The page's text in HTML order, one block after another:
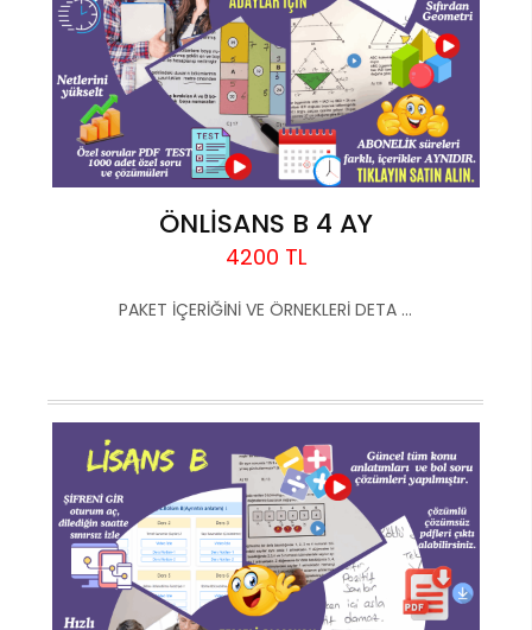
ÖNLİSANS B 4 AY
4200 TL
PAKET İÇERİĞİNİ VE ÖRNEKLERİ DETA ...